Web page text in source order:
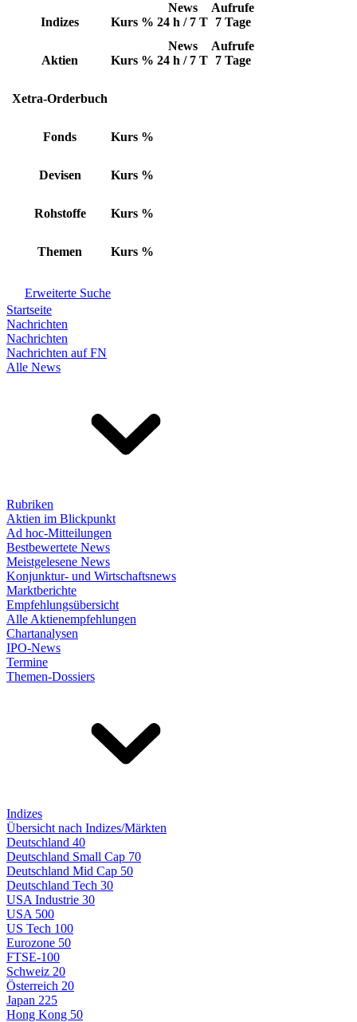
Indizes Kurs %
News
24 h / 7 T
Aufrufe
7 Tage
Aktien Kurs %
News
24 h / 7 T
Aufrufe
7 Tage
Xetra-Orderbuch
Fonds Kurs %
Devisen Kurs %
Rohstoffe Kurs %
Themen Kurs %
Erweiterte Suche
Startseite
Nachrichten
Nachrichten
Nachrichten auf FN
Alle News
Rubriken
Aktien im Blickpunkt
Ad hoc-Mitteilungen
Bestbewertete News
Meistgelesene News
Konjunktur- und Wirtschaftsnews
Marktberichte
Empfehlungsübersicht
Alle Aktienempfehlungen
Chartanalysen
IPO-News
Termine
Themen-Dossiers
Indizes
Übersicht nach Indizes/Märkten
Deutschland 40
Deutschland Small Cap 70
Deutschland Mid Cap 50
Deutschland Tech 30
USA Industrie 30
USA 500
US Tech 100
Eurozone 50
FTSE-100
Schweiz 20
Österreich 20
Japan 225
Hong Kong 50